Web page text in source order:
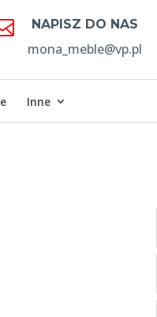
NAPISZ DO NAS
mona_meble@vp.pl
Inne